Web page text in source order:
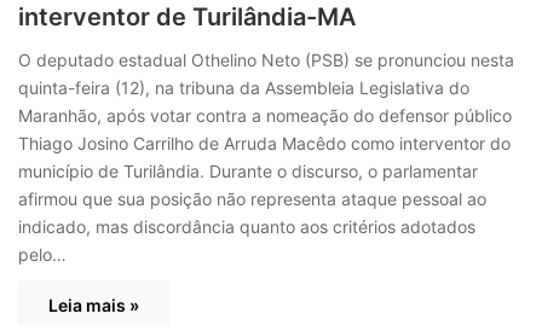
interventor de Turilândia-MA
O deputado estadual Othelino Neto (PSB) se pronunciou nesta
quinta-feira (12), na tribuna da Assembleia Legislativa do
Maranhão, após votar contra a nomeação do defensor público
Thiago Josino Carrilho de Arruda Macêdo como interventor do
município de Turilândia. Durante o discurso, o parlamentar
afirmou que sua posição não representa ataque pessoal ao
indicado, mas discordância quanto aos critérios adotados
pelo…
Leia mais »